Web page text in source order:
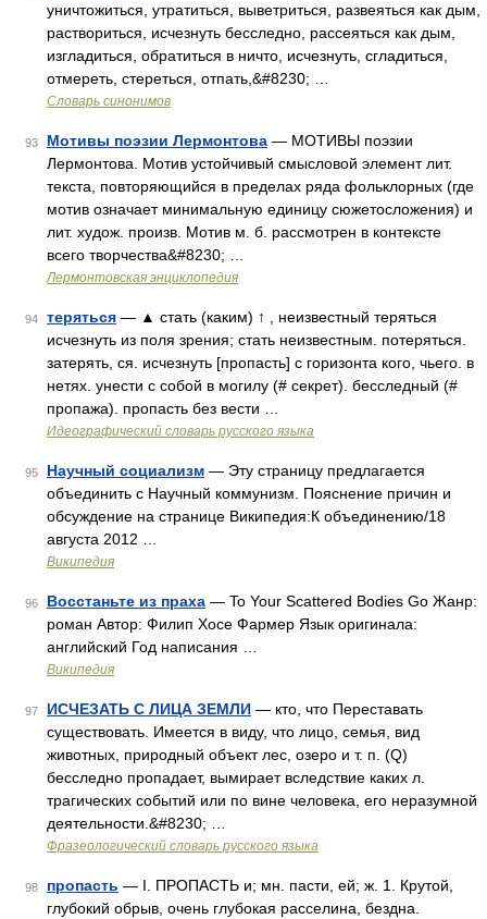
уничтожиться, утратиться, выветриться, развеяться как дым,
раствориться, исчезнуть бесследно, рассеяться как дым,
изгладиться, обратиться в ничто, исчезнуть, сгладиться,
отмереть, стереться, отпать,&#8230; …
Словарь синонимов
93 Мотивы поэзии Лермонтова — МОТИВЫ поэзии
Лермонтова. Мотив устойчивый смысловой элемент лит.
текста, повторяющийся в пределах ряда фольклорных (где
мотив означает минимальную единицу сюжетосложения) и
лит. худож. произв. Мотив м. б. рассмотрен в контексте
всего творчества&#8230; …
Лермонтовская энциклопедия
94 теряться — ▲ стать (каким) ↑ , неизвестный теряться
исчезнуть из поля зрения; стать неизвестным. потеряться.
затерять, ся. исчезнуть [пропасть] с горизонта кого, чьего. в
нетях. унести с собой в могилу (# секрет). бесследный (#
пропажа). пропасть без вести …
Идеографический словарь русского языка
95 Научный социализм — Эту страницу предлагается
объединить с Научный коммунизм. Пояснение причин и
обсуждение на странице Википедия:К объединению/18
августа 2012 …
Википедия
96 Восстаньте из праха — To Your Scattered Bodies Go Жанр:
роман Автор: Филип Хосе Фармер Язык оригинала:
английский Год написания …
Википедия
97 ИСЧЕЗАТЬ С ЛИЦА ЗЕМЛИ — кто, что Переставать
существовать. Имеется в виду, что лицо, семья, вид
животных, природный объект лес, озеро и т. п. (Q)
бесследно пропадает, вымирает вследствие каких л.
трагических событий или по вине человека, его неразумной
деятельности.&#8230; …
Фразеологический словарь русского языка
98 пропасть — I. ПРОПАСТЬ и; мн. пасти, ей; ж. 1. Крутой,
глубокий обрыв, очень глубокая расселина, бездна.